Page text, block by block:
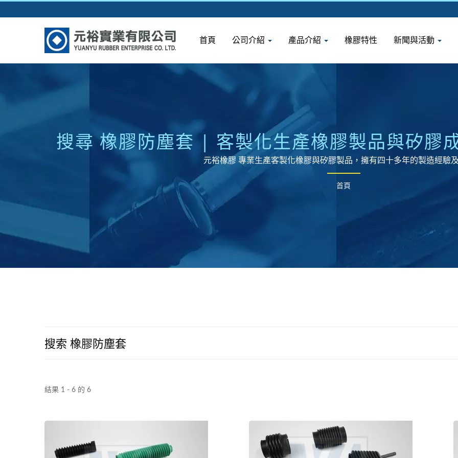
首頁 公司介紹 產品介紹 橡膠特性 新聞與活動
搜尋 橡膠防塵套 | 客製化生產橡膠製品與矽膠
膠實業有限公司
元裕橡膠 專業生產客製化橡膠與矽膠製品，擁有四十多年的製造經驗
首頁
搜索 橡膠防塵套
結果 1 - 6 的 6